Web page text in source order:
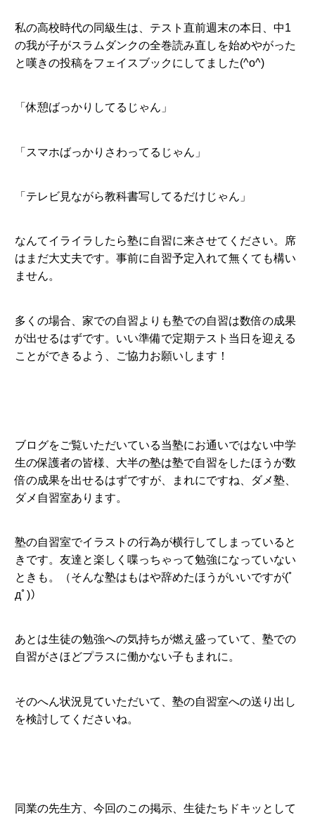
私の高校時代の同級生は、テスト直前週末の本日、中1
の我が子がスラムダンクの全巻読み直しを始めやがった
と嘆きの投稿をフェイスブックにしてました(^o^)
「休憩ばっかりしてるじゃん」
「スマホばっかりさわってるじゃん」
「テレビ見ながら教科書写してるだけじゃん」
なんてイライラしたら塾に自習に来させてください。席
はまだ大丈夫です。事前に自習予定入れて無くても構い
ません。
多くの場合、家での自習よりも塾での自習は数倍の成果
が出せるはずです。いい準備で定期テスト当日を迎える
ことができるよう、ご協力お願いします！
ブログをご覧いただいている当塾にお通いではない中学
生の保護者の皆様、大半の塾は塾で自習をしたほうが数
倍の成果を出せるはずですが、まれにですね、ダメ塾、
ダメ自習室あります。
塾の自習室でイラストの行為が横行してしまっていると
きです。友達と楽しく喋っちゃって勉強になっていない
ときも。（そんな塾はもはや辞めたほうがいいですが(ﾟ
дﾟ)）
あとは生徒の勉強への気持ちが燃え盛っていて、塾での
自習がさほどプラスに働かない子もまれに。
そのへん状況見ていただいて、塾の自習室への送り出し
を検討してくださいね。
同業の先生方、今回のこの掲示、生徒たちドキッとして